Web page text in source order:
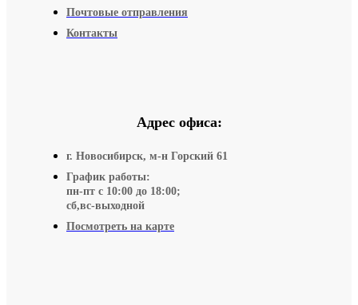
Почтовые отправления
Контакты
Адрес офиса:
г. Новосибирск, м-н Горский 61
График работы:
пн-пт с 10:00 до 18:00;
сб,вс-выходной
Посмотреть на карте